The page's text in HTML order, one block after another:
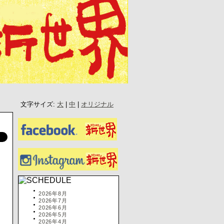
文字サイズ: 大 中 オリジナル
2026年8月
2026年7月
2026年6月
2026年5月
2026年4月